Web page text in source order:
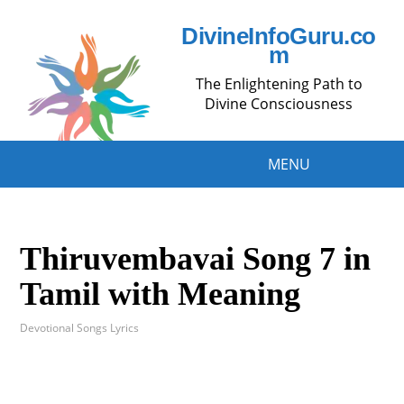
DivineInfoGuru.co
m
The Enlightening Path to
Divine Consciousness
MENU
Thiruvembavai Song 7 in
Tamil with Meaning
Devotional Songs Lyrics